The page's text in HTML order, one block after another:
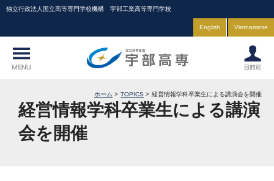
独立行政法人国立高等専門学校機構 宇部工業高等専門学校
English Vietnamese
ホーム TOPICS 経営情報学科卒業生による講演会を開催
経営情報学科卒業生による講演
会を開催